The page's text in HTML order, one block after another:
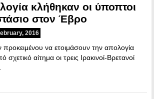
κλήθηκαν οι ύποπτοι
στον Έβρο
2016
να ετοιμάσουν την απολογία
αίτημα οι τρεις Ιρακινοί-Βρετανοί